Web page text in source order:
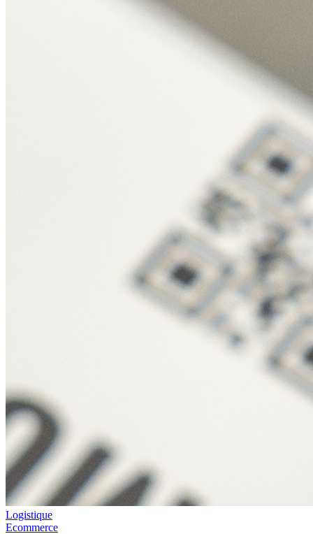
Logistique
Ecommerce